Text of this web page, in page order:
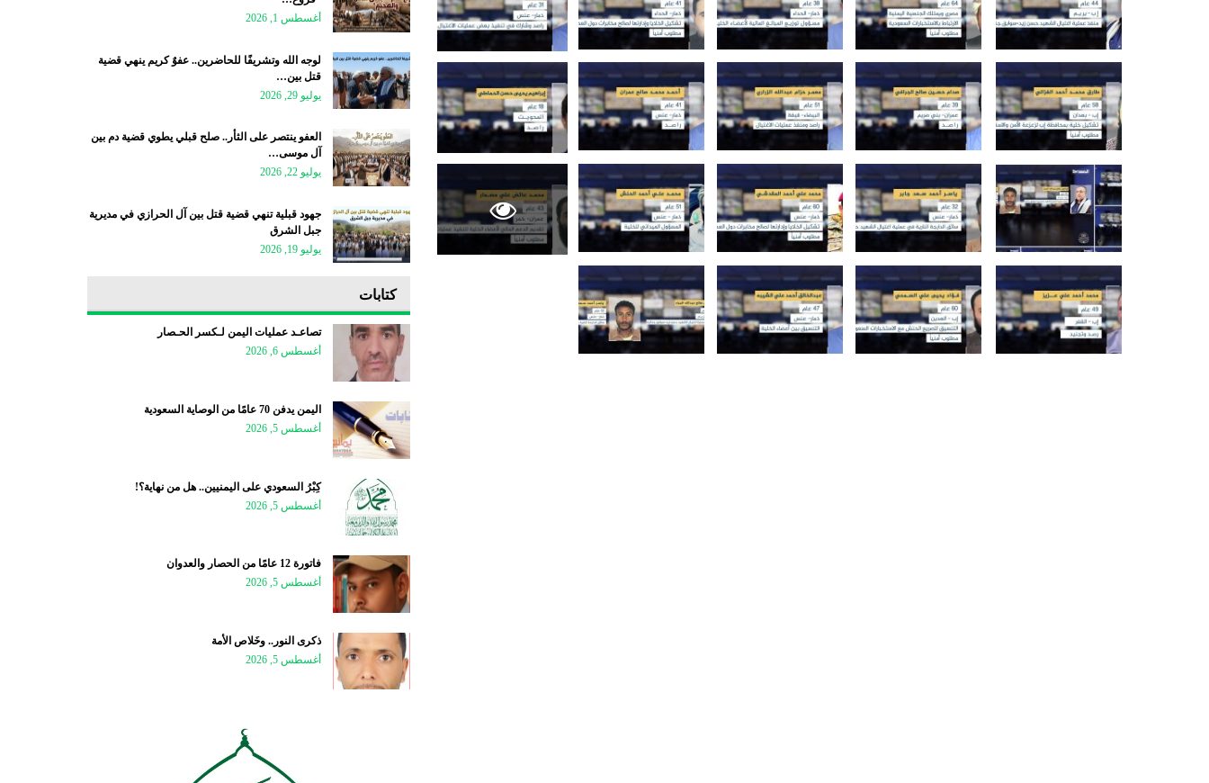
أغسطس 1, 2026
لوجه الله وتشريفًا للحاضرين.. عفوٌ كريم ينهي قضية
قتل بين…
يوليو 29, 2026
العفو ينتصر على الثأر.. صلح قبلي يطوي قضية دم بين
آل موسى…
يوليو 22, 2026
جهود قبلية تنهي قضية قتل بين آل الحرازي في مديرية
جبل الشرق
يوليو 19, 2026
كتابات
تصاعـد عمليات اليمن لـكسر الحـصار
أغسطس 6, 2026
اليمن يدفن 70 عامًا من الوصاية السعودية
أغسطس 5, 2026
كِبْرُ السعودي على اليمنيين.. هل من نهاية؟!
أغسطس 5, 2026
فاتورة 12 عامًا من الحصار والعدوان
أغسطس 5, 2026
ذكرى النور.. وخَلاص الأمة
أغسطس 5, 2026